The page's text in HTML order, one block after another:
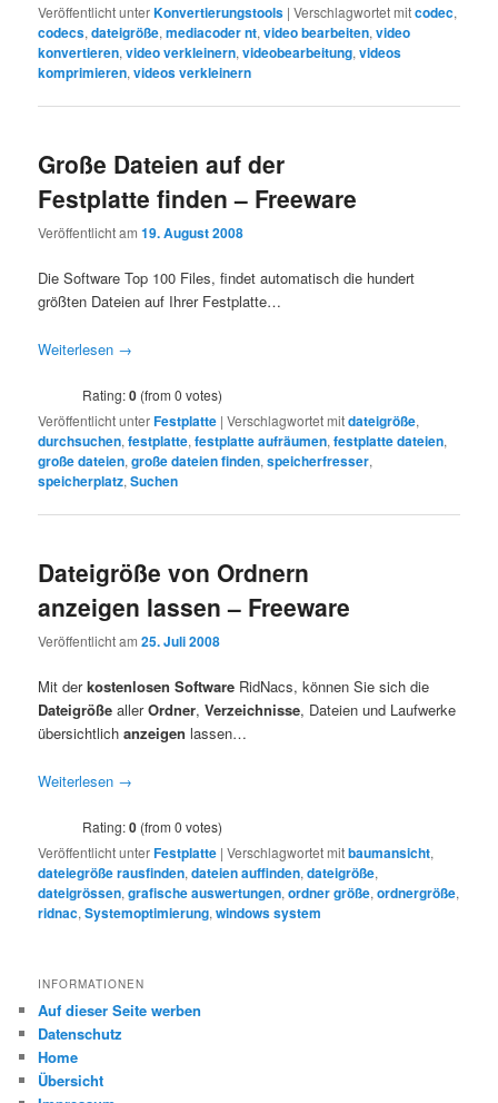
Veröffentlicht unterKonvertierungstools |Verschlagwortet mitcodec,
codecs,dateigröße,mediacoder nt,video bearbeiten,video
konvertieren,video verkleinern,videobearbeitung,videos
komprimieren,videos verkleinern
Große Dateien auf der
Festplatte finden – Freeware
Veröffentlicht am19. August 2008
Die Software Top 100 Files, findet automatisch die hundert
größten Dateien auf Ihrer Festplatte…
Weiterlesen →
Rating:0 (from 0 votes)
Veröffentlicht unterFestplatte |Verschlagwortet mitdateigröße,
durchsuchen,festplatte,festplatte aufräumen,festplatte dateien,
große dateien,große dateien finden,speicherfresser,
speicherplatz,Suchen
Dateigröße von Ordnern
anzeigen lassen – Freeware
Veröffentlicht am25. Juli 2008
Mit derkostenlosen Software RidNacs, können Sie sich die
Dateigröße allerOrdner,Verzeichnisse, Dateien und Laufwerke
übersichtlichanzeigen lassen…
Weiterlesen →
Rating:0 (from 0 votes)
Veröffentlicht unterFestplatte |Verschlagwortet mitbaumansicht,
dateiegröße rausfinden,dateien auffinden,dateigröße,
dateigrössen,grafische auswertungen,ordner größe,ordnergröße,
ridnac,Systemoptimierung,windows system
INFORMATIONEN
Auf dieser Seite werben
Datenschutz
Home
Übersicht